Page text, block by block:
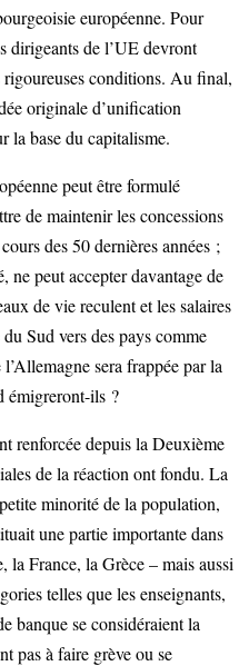
européenne. Pour
dirigeants de l’UE devront
conditions. Au final,
originale d’unification
la base du capitalisme.
peut être formulé
de maintenir les concessions
des 50 dernières années ;
ne peut accepter davantage de
de vie reculent et les salaires
Sud vers des pays comme
sera frappée par la
émigreront-ils ?
renforcée depuis la Deuxième
de la réaction ont fondu. La
minorité de la population,
une partie importante dans
la France, la Grèce – mais aussi
telles que les enseignants,
banque se considéraient la
pas à faire grève ou se